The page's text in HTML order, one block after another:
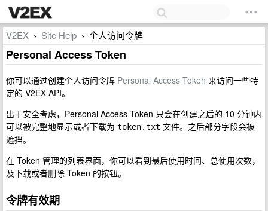
V2EX › Site Help › 个人访问令牌
Personal Access Token
你可以通过创建个人访问令牌 Personal Access Token 来访问一些特
定的 V2EX API。
出于安全考虑，Personal Access Token 只会在创建之后的 10 分钟内
可以被完整地显示或者下载为 token.txt 文件。之后部分字段会被
遮挡。
在 Token 管理的列表界面，你可以看到最后使用时间、总使用次数，
及下载或者删除 Token 的按钮。
令牌有效期